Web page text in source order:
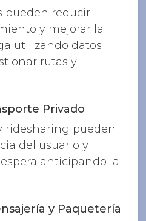
pueden reducir
y mejorar la
utilizando datos
rutas y
Privado
ridesharing pueden
del usuario y
anticipando la
y Paquetería